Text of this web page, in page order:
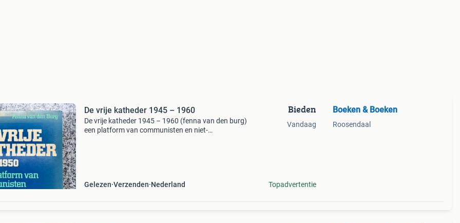
De vrije katheder 1945 – 1960
De vrije katheder 1945 – 1960 (fenna van den burg)
een platform van communisten en niet-
Gelezen Verzenden Nederland
Bieden
Vandaag
Topadvertentie
Boeken & Boeken
Roosendaal